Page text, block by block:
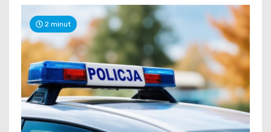
2 minut